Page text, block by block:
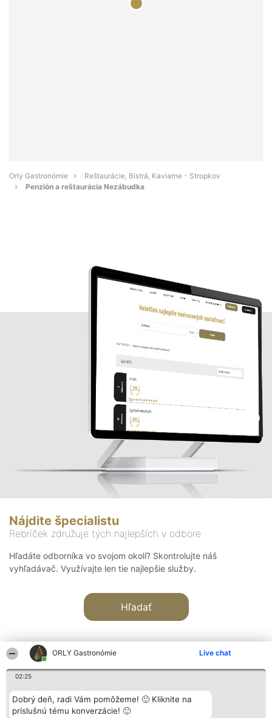
ORLY Gastronómie Live chat
02:25
Dobrý deň, radi Vám pomôžeme! 🙂 Kliknite na
príslušnú tému konverzácie! 🙂
Orly Gastronómie
Reštaurácie, Bistrá, Kaviarne - Stropkov
Penzión a reštaurácia Nezábudka
Nájdite špecialistu
Rebríček združuje tých najlepších v odbore
Hľadáte odborníka vo svojom okolí? Skontrolujte náš
vyhľadávač. Využívajte len tie najlepšie služby.
Hľadať
Organizátor hodnotenia
Bright Side Solutions sp. z o.
o. sp. k.
Hodnotenie
Laureáti
Lista
Kontakt
Kontakt